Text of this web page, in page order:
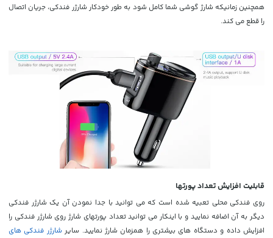
همچنین زمانیکه شارژ گوشی شما کامل شود به طور خودکار شارژر فندکی، جریان اتصال
را قطع می کند.
قابلیت افزایش تعداد پورتها
روی فندکی محلی تعبیه شده است که می توانید با جدا نمودن آن یک شارژر فندکی
دیگر به آن اضافه نمایید و با اینکار می توانید تعداد پورتهای شارژ روی شارژر فندکی را
افزایش داده و دستگاه های بیشتری را همزمان شارژ نمایید. سایر شارژر فندکی های